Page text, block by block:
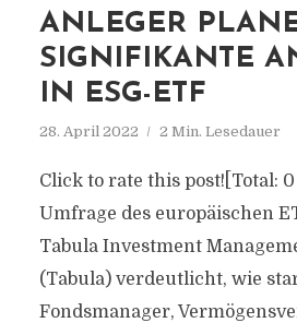
ANLEGER
SIGNIFIKANTE
IN ESG-ETF
28. April 2022 2 Min. Lesedauer
Click to rate this post![Total:
Umfrage des europäischen
Tabula Investment
(Tabula) verdeutlicht, wie
Fondsmanager,